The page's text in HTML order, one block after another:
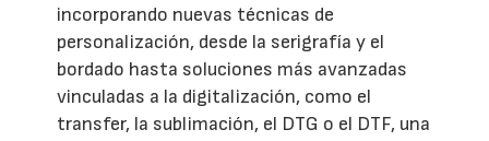
incorporando nuevas técnicas de
personalización, desde la serigrafía y el
bordado hasta soluciones más avanzadas
vinculadas a la digitalización, como el
transfer, la sublimación, el DTG o el DTF, una